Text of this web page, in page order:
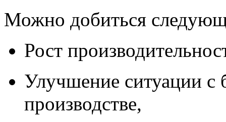
Можно добиться
Рост
Улучшение ситуации с
производстве,